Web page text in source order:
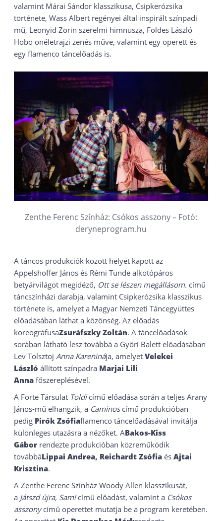
valamint Márai Sándor klasszikusa, Csipkerózsika
története, Wass Albert regényei által inspirált színpadi
mű, Leonyid Zorin szerelmi himnusza, Földes László
Hobo önéletrajzi zenés műve, valamint egy operett és
egy flamenco táncelőadás is.
Zenthe Ferenc Színház: Csókos asszony – Fotó:
deryneprogram.hu
A táncos produkciók között helyet kapott az
Appelshoffer János és Rémi Tünde alkotópáros
betyárvilágot megidéző, Ott se lészen megállásom. című
táncszínházi darabja, valamint Csipkerózsika klasszikus
története is, amelyet a Magyar Nemzeti Táncegyüttes
előadásában láthat a közönség. Az előadás
koreográfusaZsuráfszky Zoltán. A táncelőadások
sorában látható lesz továbbá a Győri Balett előadásában
Lev Tolsztoj Anna Kareninája, amelyet Velekei
László állított színpadra Marjai Lili
Anna főszereplésével.
A Forte Társulat Toldicímű előadása során a teljes Arany
János-mű elhangzik, a Caminoscímű produkcióban
pedig Pirók Zsófiaflamenco táncelőadásával invitálja
különleges utazásra a nézőket. ABakos-Kiss
Gábor rendezte produkcióban közreműködik
továbbáLippai Andrea, Reichardt Zsófia és Ajtai
Krisztina.
A Zenthe Ferenc Színház Woody Allen klasszikusát,
a Játszd újra, Sam!című előadást, valamint a Csókos
asszonycímű operettet mutatja be a program keretében.